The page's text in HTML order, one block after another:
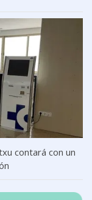
contará con un